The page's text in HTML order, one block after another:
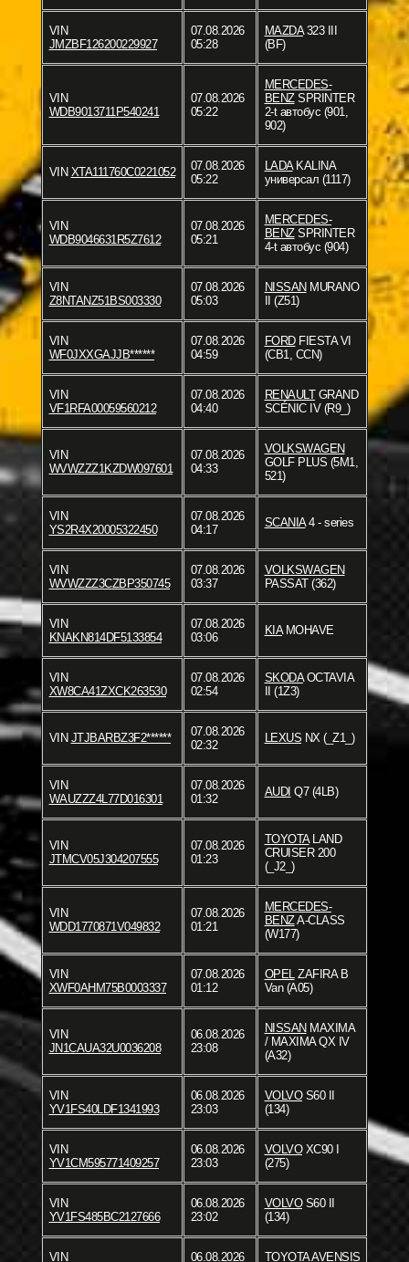
VIN
JMZBF126200229927
07.08.2026
05:28
MAZDA323 III
(BF)
VIN
WDB9013711P540241
07.08.2026
05:22
MERCEDES-
BENZSPRINTER
2-t автобус (901,
902)
VIN XTA111760C0221052
07.08.2026
05:22
LADAKALINA
универсал (1117)
VIN
WDB9046631R5Z7612
07.08.2026
05:21
MERCEDES-
BENZSPRINTER
4-t автобус (904)
VIN
Z8NTANZ51BS003330
07.08.2026
05:03
NISSAN MURANO
II (Z51)
VIN
WF0JXXGAJJB******
07.08.2026
04:59
FORDFIESTA VI
(CB1, CCN)
VIN
VF1RFA00059560212
07.08.2026
04:40
RENAULTGRAND
SCÉNIC IV (R9_)
VIN
WVWZZZ1KZDW097601
07.08.2026
04:33
VOLKSWAGEN
GOLF PLUS (5M1,
521)
VIN
YS2R4X20005322450
07.08.2026
04:17
SCANIA4 - series
VIN
WVWZZZ3CZBP350745
07.08.2026
03:37
VOLKSWAGEN
PASSAT (362)
VIN
KNAKN814DF5133854
07.08.2026
03:06
KIAMOHAVE
VIN
XW8CA41ZXCK263530
07.08.2026
02:54
SKODAOCTAVIA
II (1Z3)
VIN JTJBARBZ3F2******
07.08.2026
02:32
LEXUS NX (_Z1_)
VIN
WAUZZZ4L77D016301
07.08.2026
01:32
AUDI Q7 (4LB)
VIN
JTMCV05J304207555
07.08.2026
01:23
TOYOTALAND
CRUISER 200
(_J2_)
VIN
WDD1770871V049832
07.08.2026
01:21
MERCEDES-
BENZA-CLASS
(W177)
VIN
XWF0AHM75B0003337
07.08.2026
01:12
OPELZAFIRA B
Van (A05)
VIN
JN1CAUA32U0036208
06.08.2026
23:08
NISSAN MAXIMA
/ MAXIMA QX IV
(A32)
VIN
YV1FS40LDF1341993
06.08.2026
23:03
VOLVOS60 II
(134)
VIN
YV1CM595771409257
06.08.2026
23:03
VOLVOXC90 I
(275)
VIN
YV1FS485BC2127666
06.08.2026
23:02
VOLVOS60 II
(134)
VIN 06.08.2026 TOYOTAAVENSIS